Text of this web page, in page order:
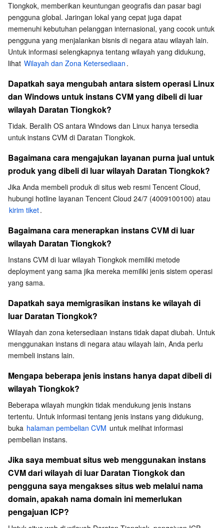
Tag
Tencent Infrastructure Automation for Terraform
Cloud Access Management
CloudAudit
Config
Tencent Cloud Organization
Control Center
Identity Aware Platform
Tencent Smart Advisor-Chaotic Fault Generator
Region Management System
Quota Center
Cloud Resource Center
Tencent Cloud CodeBuddy
Tencent Cloud Code Analysis
Tencent Cloud Super App as a Service
Tencent Cloud Observability Platform
Application Performance Management
Real User Monitoring
Cloud Automated Testing
TencentCloud Managed Service for Prometheus
Grafana
Event Bridge
Tencent Cloud Health Dashboard
Tencent Smart Advisor-Tencent RTC Copilot
Performance Testing Service
API dan Alat
Cloud Migration
TencentCloud API
Tencent Cloud Command Line Interface
Software Product Announcements
Software Product Lifecycle Announcements
Enterprise Software
Tencent Cloud Enterprise
Tencent Cloud-native Suite
TencentDB
TDSQL
Selengkapnya
International Partners
About Account
Message Center
About Console
Billing Center
Compliance
Terms and Policies
Third Party
Service Plan
Partner Support Plan
Big Data
Tencent Big Data Suite
Operating System
TencentOS Server
Tiongkok, memberikan keuntungan geografis dan pasar bagi
pengguna global. Jaringan lokal yang cepat juga dapat
memenuhi kebutuhan pelanggan internasional, yang cocok untuk
pengguna yang menjalankan bisnis di negara atau wilayah lain.
Untuk informasi selengkapnya tentang wilayah yang didukung,
lihat Wilayah dan Zona Ketersediaan .
Dapatkah saya mengubah antara sistem operasi Linux
dan Windows untuk instans CVM yang dibeli di luar
wilayah Daratan Tiongkok?
Tidak. Beralih OS antara Windows dan Linux hanya tersedia
untuk instans CVM di Daratan Tiongkok.
Bagaimana cara mengajukan layanan purna jual untuk
produk yang dibeli di luar wilayah Daratan Tiongkok?
Jika Anda membeli produk di situs web resmi Tencent Cloud,
kirim tiket.
Bagaimana cara menerapkan instans CVM di luar
wilayah Daratan Tiongkok?
Instans CVM di luar wilayah Tiongkok memiliki metode
deployment yang sama jika mereka memiliki jenis sistem operasi
yang sama.
Dapatkah saya memigrasikan instans ke wilayah di
luar Daratan Tiongkok?
Wilayah dan zona ketersediaan instans tidak dapat diubah. Untuk
menggunakan instans di negara atau wilayah lain, Anda perlu
membeli instans lain.
Mengapa beberapa jenis instans hanya dapat dibeli di
wilayah Tiongkok?
Beberapa wilayah mungkin tidak mendukung jenis instans
tertentu. Untuk informasi tentang jenis instans yang didukung,
buka halaman pembelian CVM untuk melihat informasi
pembelian instans.
Jika saya membuat situs web menggunakan instans
CVM dari wilayah di luar Daratan Tiongkok dan
pengguna saya mengakses situs web melalui nama
domain, apakah nama domain ini memerlukan
pengajuan ICP?